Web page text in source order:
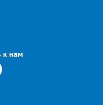
к нам